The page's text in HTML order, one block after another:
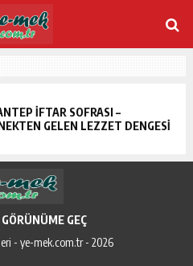
İFTAR SOFRASI –
GELEN LEZZET DENGESI
GEÇ
- ye-mek.com.tr - 2026